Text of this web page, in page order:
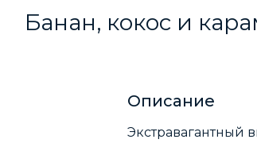
Банан, кокос и
Описание
Экстравагантный